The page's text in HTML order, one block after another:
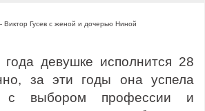
Гусев с женой и дочерью Ниной
девушке исполнится 28
за эти годы она успела
с выбором профессии и